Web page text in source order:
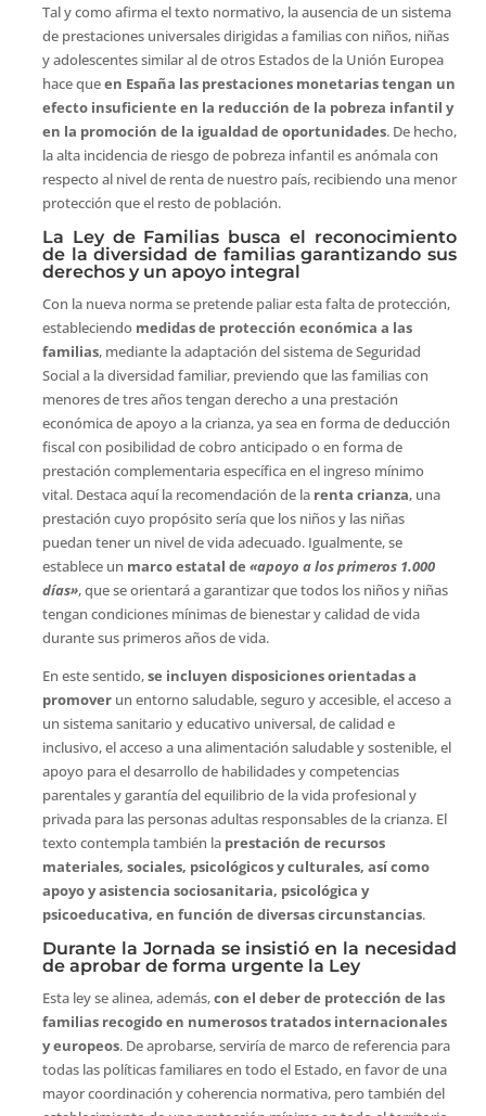
Tal y como afirma el texto normativo, la ausencia de un sistema
de prestaciones universales dirigidas a familias con niños, niñas
y adolescentes similar al de otros Estados de la Unión Europea
hace queen España las prestaciones monetarias tengan un
efecto insuficiente en la reducción de la pobreza infantil y
en la promoción de la igualdad de oportunidades. De hecho,
la alta incidencia de riesgo de pobreza infantil es anómala con
respecto al nivel de renta de nuestro país, recibiendo una menor
protección que el resto de población.
La Ley de Familias busca el reconocimiento
de la diversidad de familias garantizando sus
derechos y un apoyo integral
Con la nueva norma se pretende paliar esta falta de protección,
estableciendo medidas de protección económica a las
familias, mediante la adaptación del sistema de Seguridad
Social a la diversidad familiar, previendo que las familias con
menores de tres años tengan derecho a una prestación
económica de apoyo a la crianza, ya sea en forma de deducción
fiscal con posibilidad de cobro anticipado o en forma de
prestación complementaria específica en el ingreso mínimo
vital. Destaca aquí la recomendación de la renta crianza, una
prestación cuyo propósito sería que los niños y las niñas
puedan tener un nivel de vida adecuado. Igualmente, se
establece un marco estatal de «apoyo alos primeros 1.000
días», que se orientará a garantizar que todos los niños y niñas
tengan condiciones mínimas de bienestar y calidad de vida
durante sus primeros años de vida.
En este sentido,se incluyen disposiciones orientadas a
promoverun entorno saludable, seguro y accesible, el acceso a
un sistema sanitario y educativo universal, de calidad e
inclusivo, el acceso a una alimentación saludable y sostenible, el
apoyo para el desarrollo de habilidades y competencias
parentales y garantía del equilibrio de la vida profesional y
privada para las personas adultas responsables de la crianza. El
texto contempla también la prestación de recursos
materiales, sociales, psicológicos y culturales, así como
apoyo y asistencia sociosanitaria, psicológica y
psicoeducativa, en función de diversas circunstancias.
Durante la Jornada se insistió en la necesidad
de aprobar de forma urgente la Ley
Esta ley se alinea, además,con el deber de protección de las
familias recogido en numerosos tratados internacionales
y europeos. De aprobarse, serviría de marco de referencia para
todas las políticas familiares en todo el Estado, en favor de una
mayor coordinación y coherencia normativa, pero también del